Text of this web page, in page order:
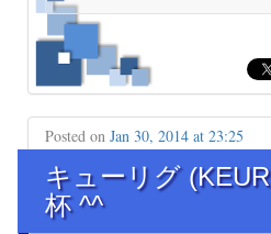
Posted on Jan 30, 2014 at 23:25
キューリグ
杯 ^^